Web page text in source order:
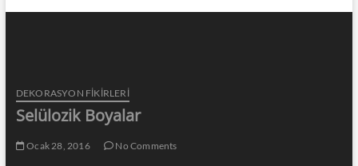
DEKORASYON FİKİRLERİ
Selülozik Boyalar
Ocak 28, 2016 No Comments